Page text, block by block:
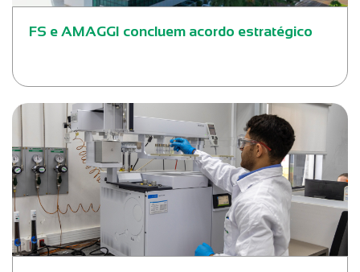
FS e AMAGGI concluem acordo estratégico